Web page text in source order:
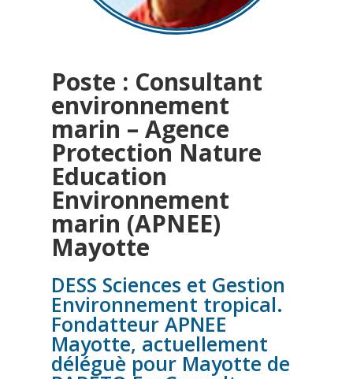
Poste : Consultant
environnement
marin – Agence
Protection Nature
Education
Environnement
marin (APNEE)
Mayotte
DESS Sciences et Gestion
Environnement tropical.
Fondatteur APNEE
Mayotte, actuellement
déléguè pour Mayotte de